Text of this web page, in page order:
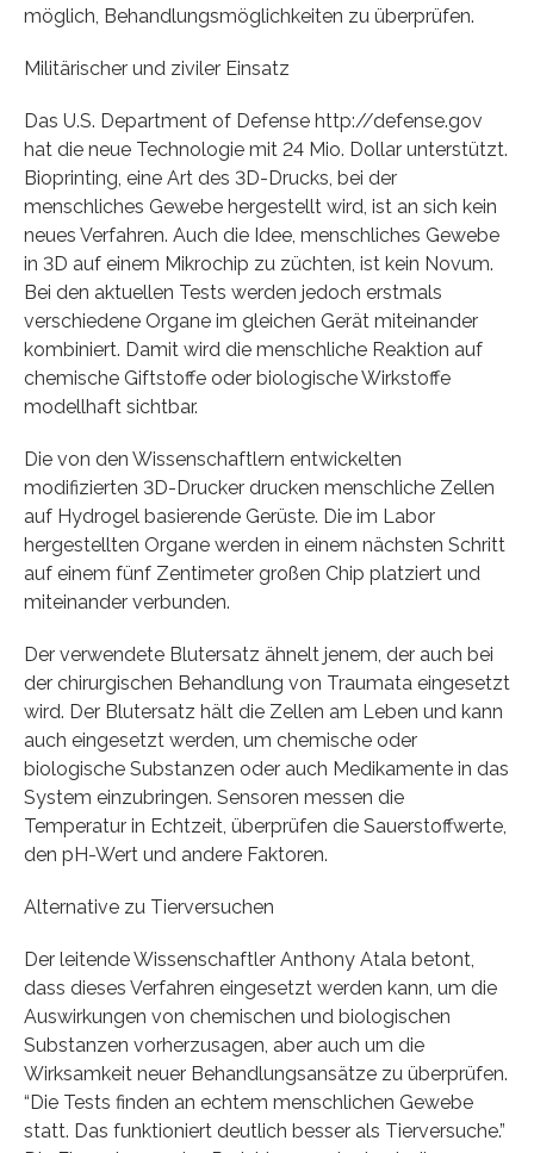
möglich, Behandlungsmöglichkeiten zu überprüfen.
Militärischer und ziviler Einsatz
Das U.S. Department of Defense http://defense.gov
hat die neue Technologie mit 24 Mio. Dollar unterstützt.
Bioprinting, eine Art des 3D-Drucks, bei der
menschliches Gewebe hergestellt wird, ist an sich kein
neues Verfahren. Auch die Idee, menschliches Gewebe
in 3D auf einem Mikrochip zu züchten, ist kein Novum.
Bei den aktuellen Tests werden jedoch erstmals
verschiedene Organe im gleichen Gerät miteinander
kombiniert. Damit wird die menschliche Reaktion auf
chemische Giftstoffe oder biologische Wirkstoffe
modellhaft sichtbar.
Die von den Wissenschaftlern entwickelten
modifizierten 3D-Drucker drucken menschliche Zellen
auf Hydrogel basierende Gerüste. Die im Labor
hergestellten Organe werden in einem nächsten Schritt
auf einem fünf Zentimeter großen Chip platziert und
miteinander verbunden.
Der verwendete Blutersatz ähnelt jenem, der auch bei
der chirurgischen Behandlung von Traumata eingesetzt
wird. Der Blutersatz hält die Zellen am Leben und kann
auch eingesetzt werden, um chemische oder
biologische Substanzen oder auch Medikamente in das
System einzubringen. Sensoren messen die
Temperatur in Echtzeit, überprüfen die Sauerstoffwerte,
den pH-Wert und andere Faktoren.
Alternative zu Tierversuchen
Der leitende Wissenschaftler Anthony Atala betont,
dass dieses Verfahren eingesetzt werden kann, um die
Auswirkungen von chemischen und biologischen
Substanzen vorherzusagen, aber auch um die
Wirksamkeit neuer Behandlungsansätze zu überprüfen.
“Die Tests finden an echtem menschlichen Gewebe
statt. Das funktioniert deutlich besser als Tierversuche.”